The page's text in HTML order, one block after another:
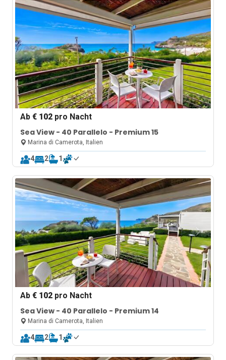
Ab€ 102 pro Nacht
Sea View - 40 Parallelo - Premium 15
Marina di Camerota, Italien
4 2 1
Ab€ 102 pro Nacht
Sea View - 40 Parallelo - Premium 14
Marina di Camerota, Italien
4 2 1